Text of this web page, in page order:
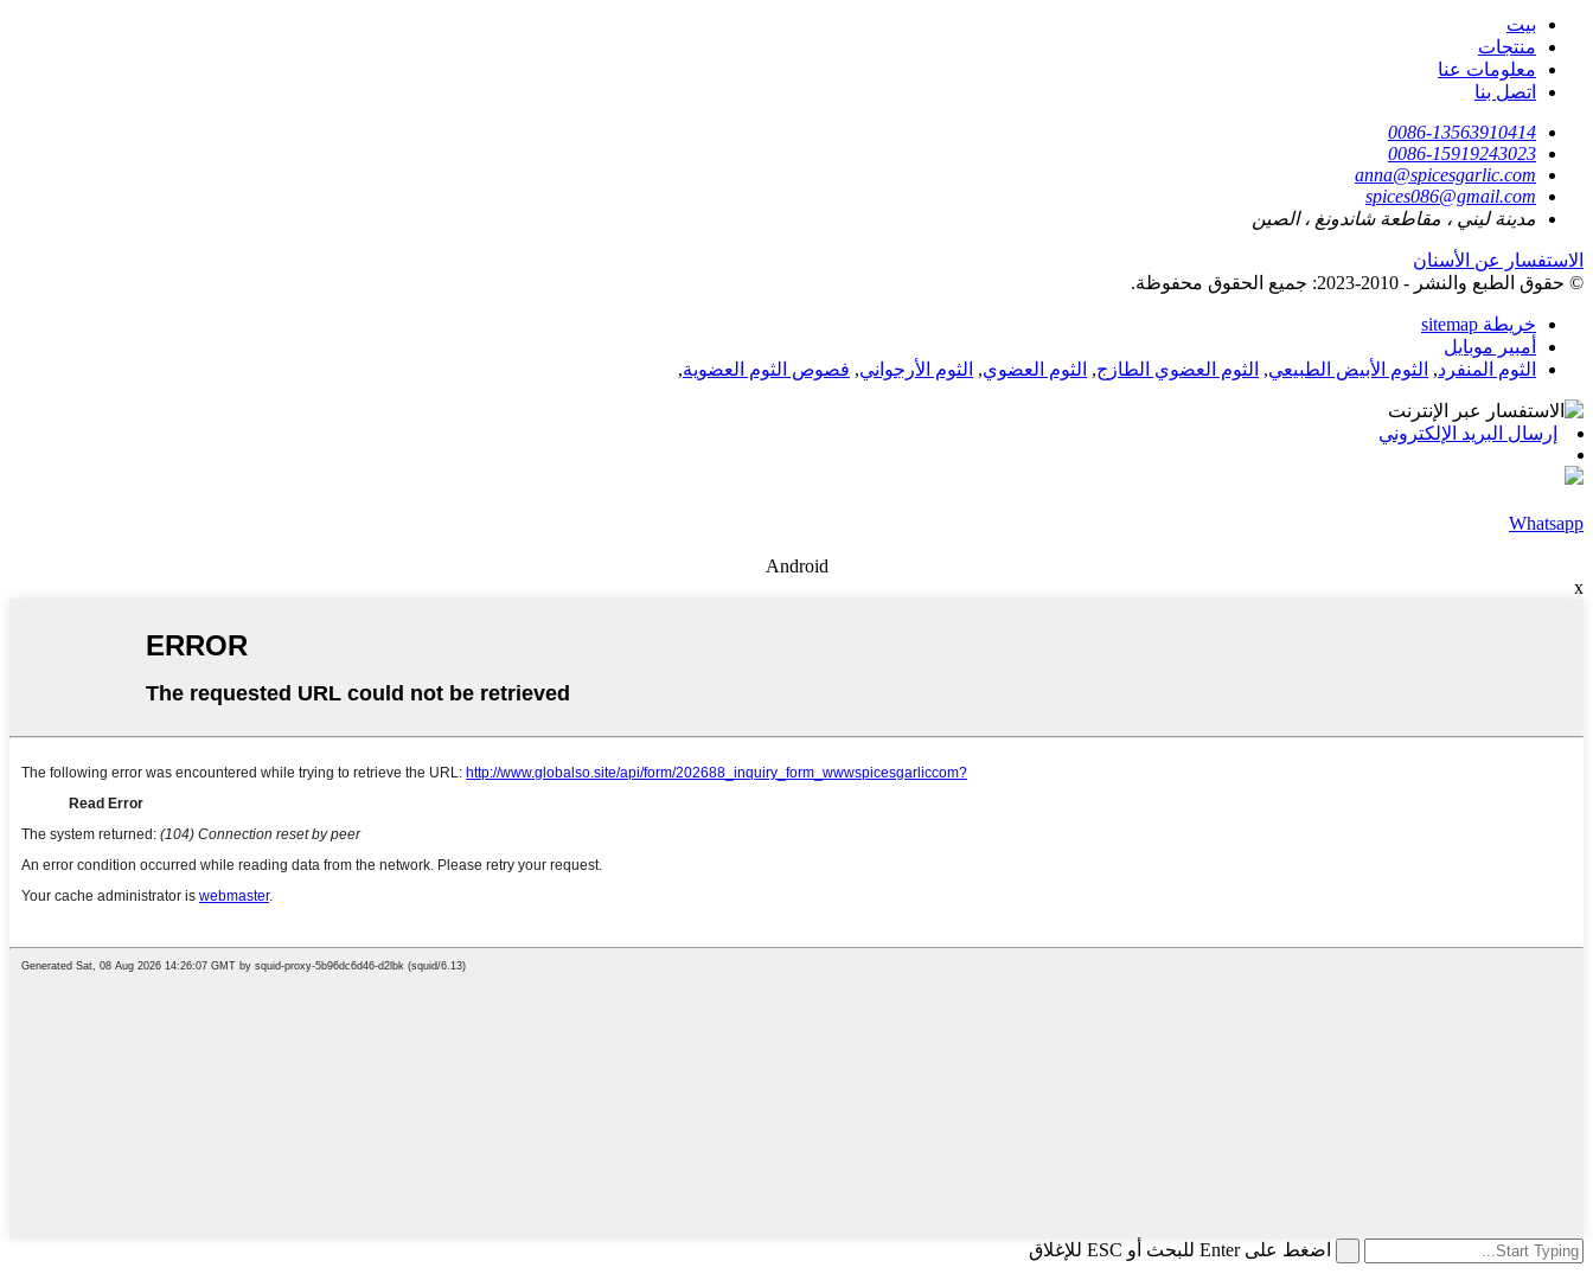
بيت
منتجات
معلومات عنا
اتصل بنا
0086-13563910414
0086-15919243023
anna@spicesgarlic.com
spices086@gmail.com
مدينة ليني ، مقاطعة شاندونغ ، الصين
الاستفسار عن الأسنان
© حقوق الطبع والنشر - 2010-2023: جميع الحقوق محفوظة.
خريطة sitemap
أمبير موبايل
الثوم المنفرد, الثوم الأبيض الطبيعي, الثوم العضوي الطازج, الثوم العضوي, الثوم الأرجواني, فصوص الثوم العضوية,
إرسال البريد الإلكتروني
Whatsapp
Android
x
اضغط على Enter للبحث أو ESC للإغلاق